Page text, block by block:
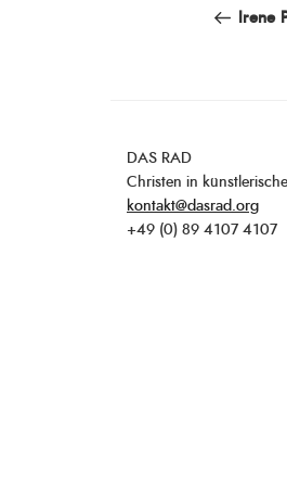
Irene
DAS RAD
Christen in
kontakt@dasrad.org
+49 (0) 89 4107 4107